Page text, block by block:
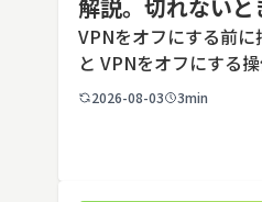
解説。切れない
端末での注意点
VPNをオフにする前
と VPNをオフにする
の端末でも数タップか
2026-08-03 3min